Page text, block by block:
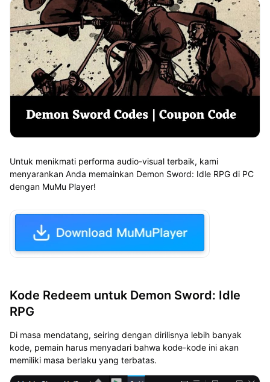
Untuk menikmati performa audio-visual terbaik, kami
menyarankan Anda memainkan Demon Sword: Idle RPG di PC
dengan MuMu Player!
Kode Redeem untuk Demon Sword: Idle
RPG
Di masa mendatang, seiring dengan dirilisnya lebih banyak
kode, pemain harus menyadari bahwa kode-kode ini akan
memiliki masa berlaku yang terbatas.